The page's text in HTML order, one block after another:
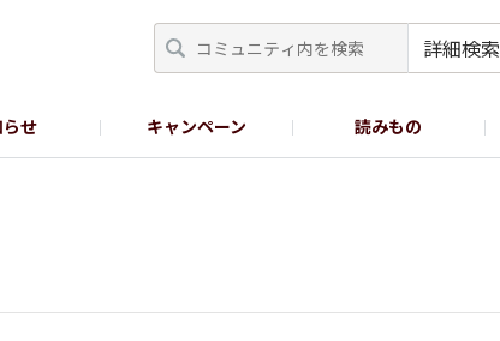
詳細検索
せ キャンペーン 読みもの